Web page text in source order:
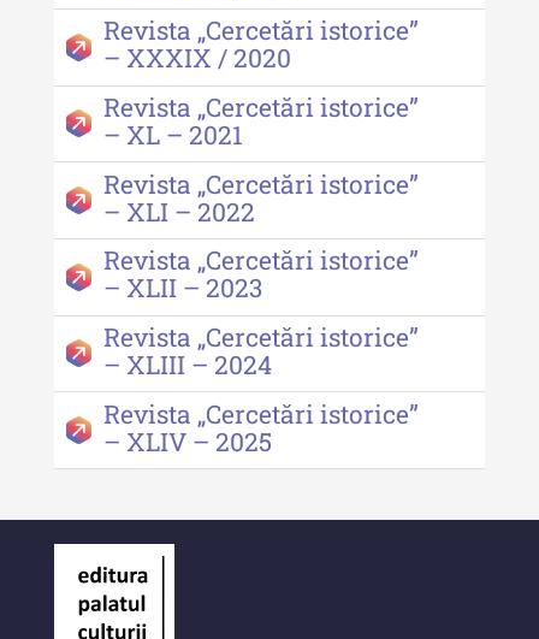
Revista „Cercetări istorice”
– XXXIX / 2020
Revista „Cercetări istorice”
– XL – 2021
Revista „Cercetări istorice”
– XLI – 2022
Revista „Cercetări istorice”
– XLII – 2023
Revista „Cercetări istorice”
– XLIII – 2024
Revista „Cercetări istorice”
– XLIV – 2025